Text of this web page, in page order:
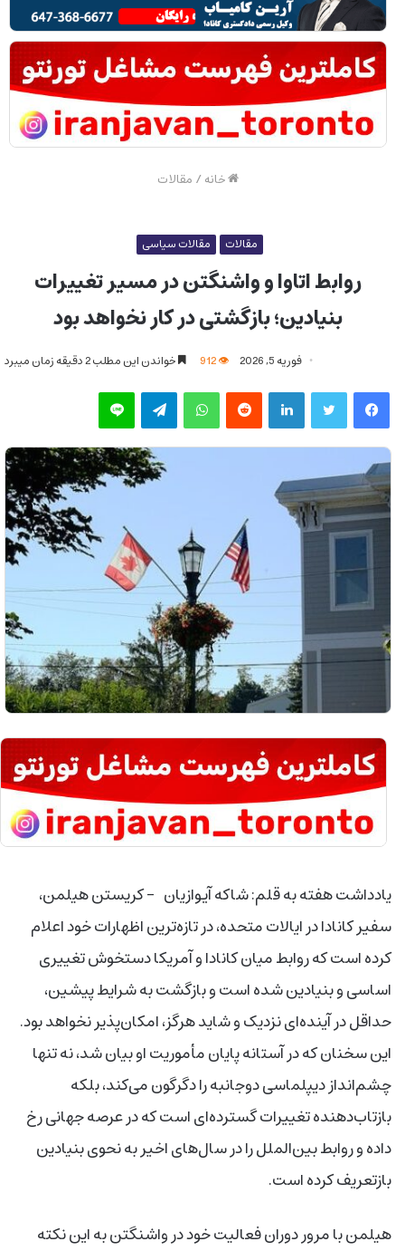
خانه/ مقالات
مقالات مقالات سیاسی
روابط اتاوا و واشنگتن در مسیر تغییرات
بنیادین؛ بازگشتی در کار نخواهد بود
فوریه 5, 2026 خواندن این مطلب 2 دقیقه زمان میبرد
فیس بوک توییتر لینکدین‫رددیت واتس آپ تلگرام لاین
یادداشت هفتهبه قلم: شاکه آیوازیان –کریستن هیلمن،
سفیر کانادا در ایالات متحده، در تازه‌ترین اظهارات خود اعلام
کرده است که روابط میان کانادا و آمریکا دستخوش تغییری
اساسی و بنیادین شده است و بازگشت به شرایط پیشین،
حداقل در آینده‌ای نزدیک و شاید هرگز، امکان‌پذیر نخواهد بود.
این سخنان که در آستانه پایان مأموریت او بیان شد، نه تنها
چشم‌انداز دیپلماسی دوجانبه را دگرگون می‌کند، بلکه
بازتاب‌دهنده تغییرات گسترده‌ای است که در عرصه جهانی رخ
داده و روابط بین‌الملل را در سال‌های اخیر به نحوی بنیادین
بازتعریف کرده است.
هیلمن با مرور دوران فعالیت خود در واشنگتن به این نکته